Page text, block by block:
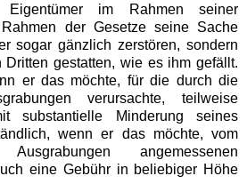
im Rahmen seiner
der Gesetze seine Sache
sogar gänzlich zerstören, sondern
gestatten, wie es ihm gefällt.
er das möchte, für die durch die
verursachte, teilweise
substantielle Minderung seines
wenn er das möchte, vom
angemessenen
eine Gebühr in beliebiger Höhe